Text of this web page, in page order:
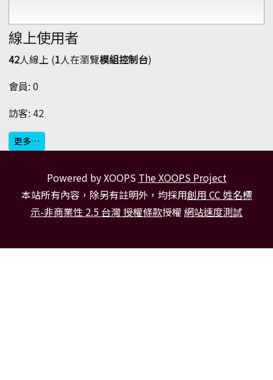
線上使用者
42人線上 (1人在瀏覽模組控制台)
會員: 0
訪客: 42
更多…
Powered by XOOPS The XOOPS Project
本站所有內容，除另有註明外，均採用創用 CC 姓名標
示-非商業性 2.5 台灣 授權條款授權網站速度測試